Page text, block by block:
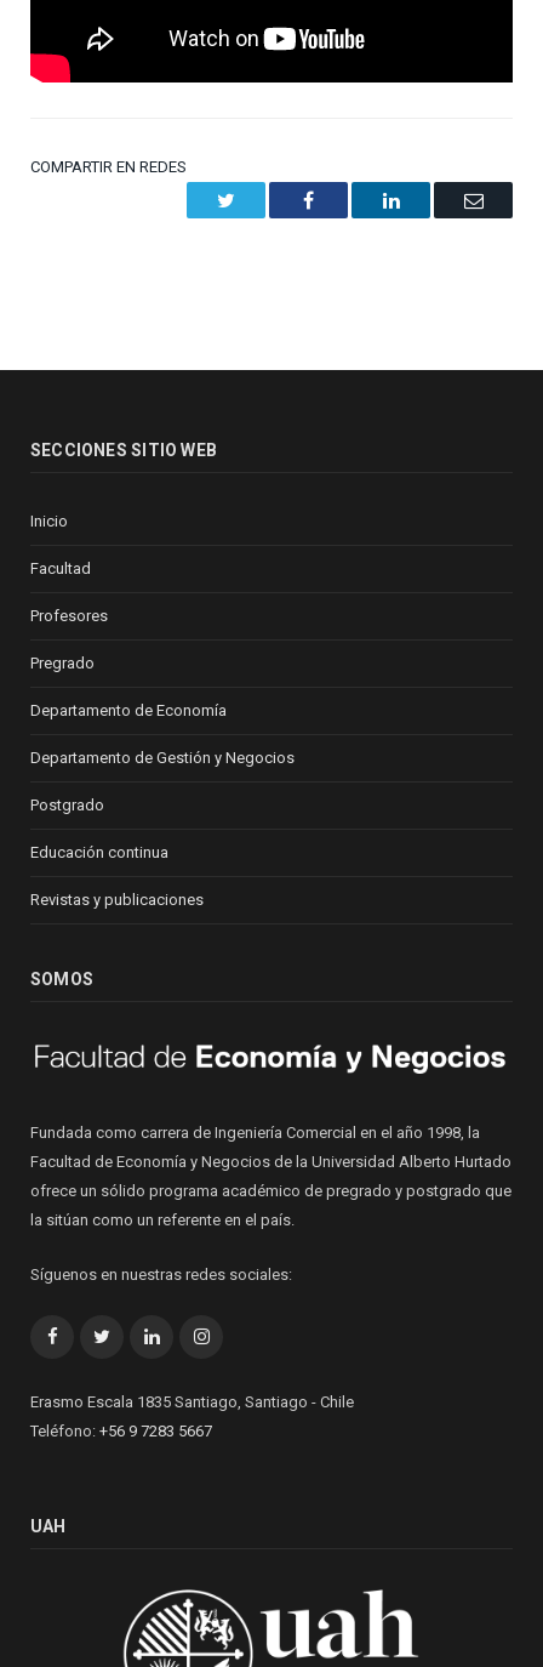
COMPARTIR EN REDES
Facebook LinkedIn Email
SECCIONES SITIO WEB
Inicio
Facultad
Profesores
Pregrado
Departamento de Economía
Departamento de Gestión y Negocios
Postgrado
Educación continua
Revistas y publicaciones
SOMOS
Fundada como carrera de Ingeniería Comercial en el año 1998, la
Facultad de Economía y Negocios de la Universidad Alberto Hurtado
ofrece un sólido programa académico de pregrado y postgrado que
la sitúan como un referente en el país.
Síguenos en nuestras redes sociales:
FacebookTwitterLinkedInInstagram
Erasmo Escala 1835 Santiago, Santiago - Chile
Teléfono: +56 9 7283 5667
UAH